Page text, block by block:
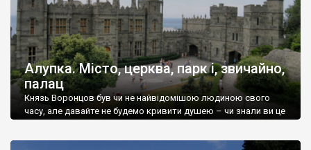
Алупка. Місто, церква, парк і, звичайно,
палац
Князь Воронцов був чи не найвідомішою людиною свого
часу, але давайте не будемо кривити душею – чи знали ви це